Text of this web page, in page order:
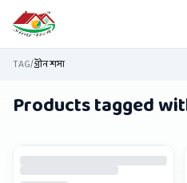
Skip to main content
TAG/গ্রীন শসা
Products tagged